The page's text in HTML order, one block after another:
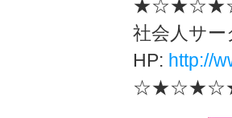
社会人サ
HP: http://